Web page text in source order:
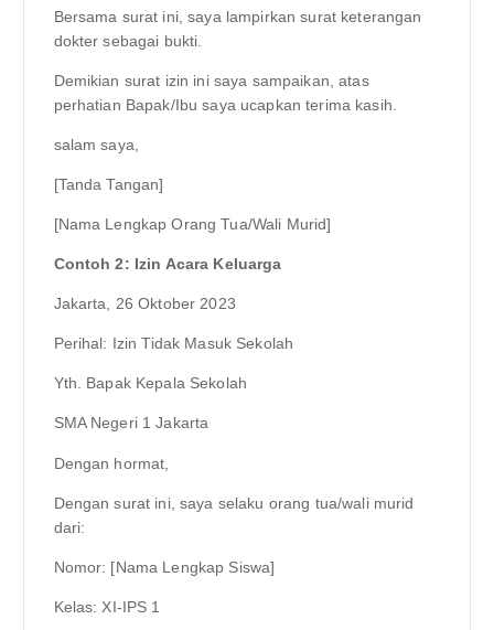
Bersama surat ini, saya lampirkan surat keterangan
dokter sebagai bukti.
Demikian surat izin ini saya sampaikan, atas
perhatian Bapak/Ibu saya ucapkan terima kasih.
salam saya,
[Tanda Tangan]
[Nama Lengkap Orang Tua/Wali Murid]
Contoh 2: Izin Acara Keluarga
Jakarta, 26 Oktober 2023
Perihal: Izin Tidak Masuk Sekolah
Yth. Bapak Kepala Sekolah
SMA Negeri 1 Jakarta
Dengan hormat,
Dengan surat ini, saya selaku orang tua/wali murid
dari:
Nomor: [Nama Lengkap Siswa]
Kelas: XI-IPS 1